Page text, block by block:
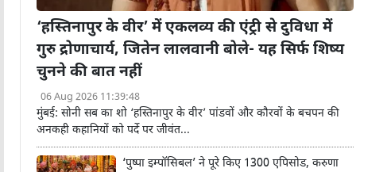
‘हस्तिनापुर के वीर’ में एकलव्य की एंट्री से दुविधा में
गुरु द्रोणाचार्य, जितेन लालवानी बोले- यह सिर्फ शिष्य
चुनने की बात नहीं
06 Aug 2026 11:39:48
मुंबई: सोनी सब का शो ‘हस्तिनापुर के वीर’ पांडवों और कौरवों के बचपन की
अनकही कहानियों को पर्दे पर जीवंत...
‘पुष्पा इम्पॉसिबल’ ने पूरे किए 1300 एपिसोड, करुणा